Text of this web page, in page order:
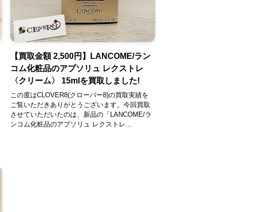
【買取金額 2,500円】LANCOME/ラン
コム化粧品のアプソリュ レクストレ
〈クリーム〉 15mlを買取しました!
この度はCLOVER8(クローバー8)の買取実績を
ご覧いただきありがとうございます。今回買取
させていただいたのは、新品の「LANCOME/ラ
ンコム化粧品のアプソリュ レクストレ...